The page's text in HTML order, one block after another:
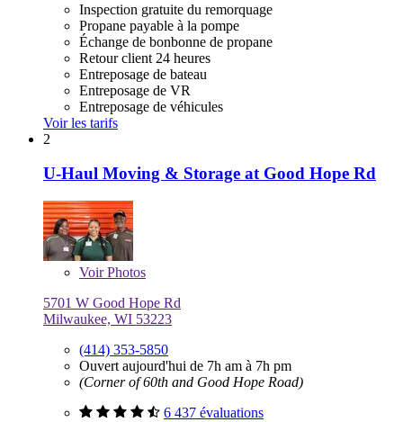
Inspection gratuite du remorquage
Propane payable à la pompe
Échange de bonbonne de propane
Retour client 24 heures
Entreposage de bateau
Entreposage de VR
Entreposage de véhicules
Voir les tarifs
2
U-Haul Moving & Storage at Good Hope Rd
VoirPhotos
5701 W Good Hope Rd
Milwaukee, WI 53223
(414) 353-5850
Ouvert aujourd'hui de 7h am à 7h pm
(Corner of 60th and Good Hope Road)
6 437 évaluations